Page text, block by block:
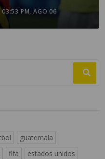
03:53 PM, AGO 06
guatemala
fifa
estados unidos